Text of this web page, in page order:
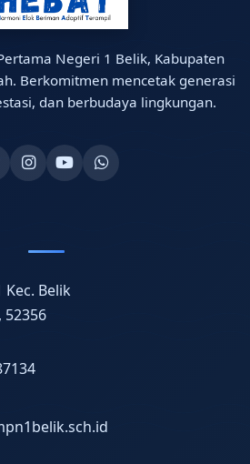
Negeri 1 Belik, Kabupaten
Berkomitmen mencetak generasi
dan berbudaya lingkungan.
Kec. Belik
52356